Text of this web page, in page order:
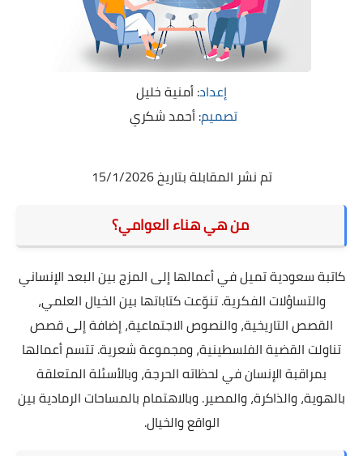
إعداد: أمنية خليل
تصميم: أحمد شكري
تم نشر المقابلة بتاريخ 15/1/2026
من هي هناء العوامي؟
كاتبة سعودية تميل في أعمالها إلى المزج بين البعد الإنساني
والتساؤلات الفكرية. تنوّعت كتاباتها بين الخيال العلمي،
القصص التاريخية، والنصوص الاجتماعية، إضافة إلى قصص
تناولت القضية الفلسطينية، ومجموعة شعرية. تتسم أعمالها
بمراقبة الإنسان في لحظاته الحرجة، وبالأسئلة المتعلقة
بالهوية، والذاكرة، والمصير. وبالاهتمام بالمساحات الرمادية بين
الواقع والخيال.